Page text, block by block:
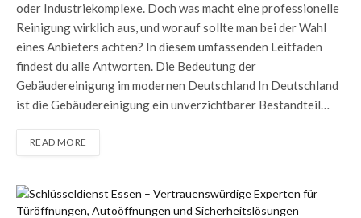
oder Industriekomplexe. Doch was macht eine professionelle
Reinigung wirklich aus, und worauf sollte man bei der Wahl
eines Anbieters achten? In diesem umfassenden Leitfaden
findest du alle Antworten. Die Bedeutung der
Gebäudereinigung im modernen Deutschland In Deutschland
ist die Gebäudereinigung ein unverzichtbarer Bestandteil…
READ MORE